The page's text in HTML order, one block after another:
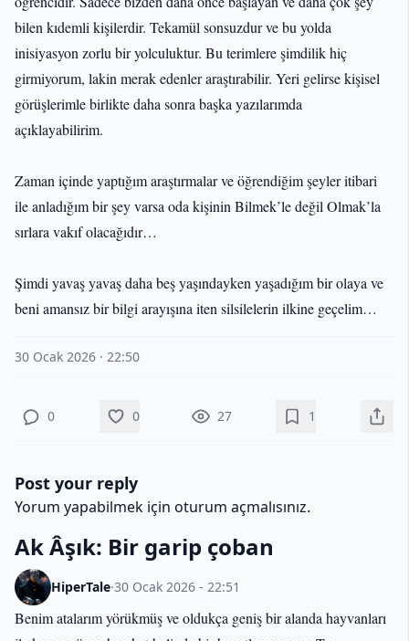
bilen kıdemli kişilerdir. Tekamül sonsuzdur ve bu yolda
inisiyasyon zorlu bir yolculuktur. Bu terimlere şimdilik hiç
girmiyorum, lakin merak edenler araştırabilir. Yeri gelirse kişisel
görüşlerimle birlikte daha sonra başka yazılarımda
açıklayabilirim.
Zaman içinde yaptığım araştırmalar ve öğrendiğim şeyler itibari
ile anladığım bir şey varsa oda kişinin Bilmek’le değil Olmak’la
sırlara vakıf olacağıdır…
Şimdi yavaş yavaş daha beş yaşındayken yaşadığım bir olaya ve
beni amansız bir bilgi arayışına iten silsilelerin ilkine geçelim…
30 Ocak 2026 · 22:50
0 0 27 1
Post your reply
Yorum yapabilmek için oturum açmalısınız.
Ak Âşık: Bir garip çoban
HiperTale·30 Ocak 2026 - 22:51
Benim atalarım yörükmüş ve oldukça geniş bir alanda hayvanları